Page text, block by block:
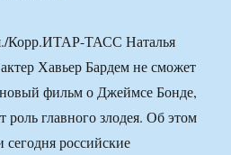
Корр.ИТАР-ТАСС Наталья
Хавьер Бардем не сможет
фильм о Джеймсе Бонде,
роль главного злодея. Об этом
российские